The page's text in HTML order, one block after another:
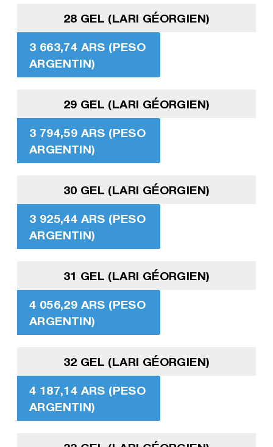
28 GEL (LARI GÉORGIEN)
3 663,74 ARS (PESO
ARGENTIN)
29 GEL (LARI GÉORGIEN)
3 794,59 ARS (PESO
ARGENTIN)
30 GEL (LARI GÉORGIEN)
3 925,44 ARS (PESO
ARGENTIN)
31 GEL (LARI GÉORGIEN)
4 056,29 ARS (PESO
ARGENTIN)
32 GEL (LARI GÉORGIEN)
4 187,14 ARS (PESO
ARGENTIN)